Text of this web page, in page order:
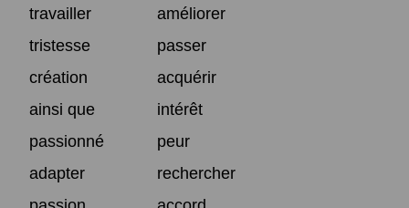
travailler
améliorer
tristesse
passer
création
acquérir
ainsi que
intérêt
passionné
peur
adapter
rechercher